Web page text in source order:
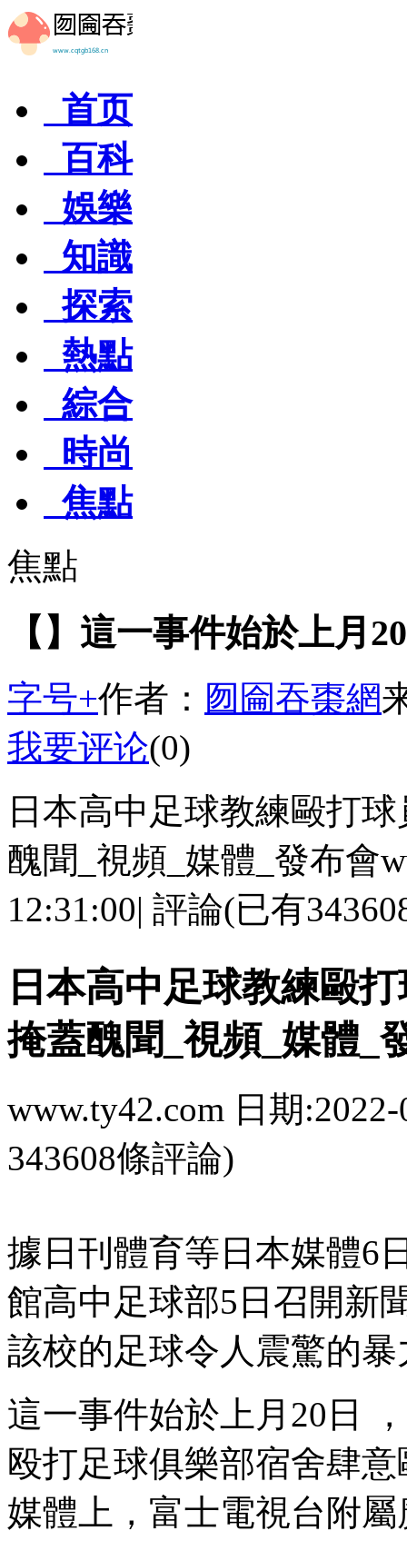
首页
百科
娛樂
知識
探索
熱點
綜合
時尚
焦點
焦點
【】這一事件始於上月
字号+作者： 囫圇吞棗網
我要评论(0)
日本高中足球教練毆打
醜聞_視頻_媒體_發布會
12:31:00| 評論(已有
日本高中足球教練毆
掩蓋醜聞_視頻_媒體_
www.ty42.com 日期
343608條評論)
據日刊體育等日本媒體6日
館高中足球部5日召開新
該校的足球令人震驚的暴
這一事件始於上月20日
殴打足球俱樂部宿舍肆
媒體上，富士電視台